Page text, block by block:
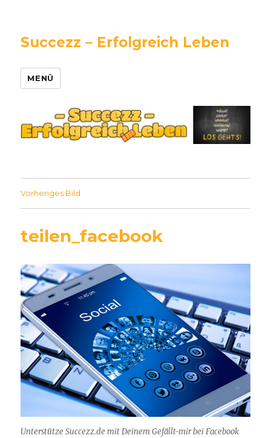
Succezz – Erfolgreich Leben
MENÜ
Vorheriges Bild
teilen_facebook
Unterstütze Succezz.de mit Deinem Gefällt-mir bei Facebook